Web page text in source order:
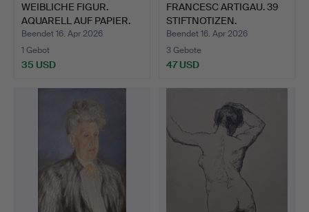
WEIBLICHE FIGUR.
AQUARELL AUF PAPIER.
Beendet 16. Apr 2026
1 Gebot
35 USD
FRANCESC ARTIGAU. 39
STIFTNOTIZEN.
Beendet 16. Apr 2026
3 Gebote
47 USD